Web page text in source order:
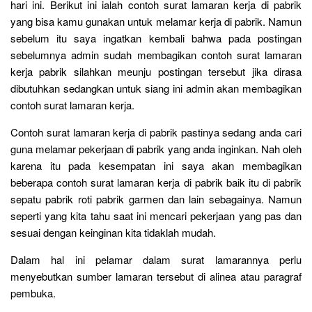
hari ini. Berikut ini ialah contoh surat lamaran kerja di pabrik
yang bisa kamu gunakan untuk melamar kerja di pabrik. Namun
sebelum itu saya ingatkan kembali bahwa pada postingan
sebelumnya admin sudah membagikan contoh surat lamaran
kerja pabrik silahkan meunju postingan tersebut jika dirasa
dibutuhkan sedangkan untuk siang ini admin akan membagikan
contoh surat lamaran kerja.
Contoh surat lamaran kerja di pabrik pastinya sedang anda cari
guna melamar pekerjaan di pabrik yang anda inginkan. Nah oleh
karena itu pada kesempatan ini saya akan membagikan
beberapa contoh surat lamaran kerja di pabrik baik itu di pabrik
sepatu pabrik roti pabrik garmen dan lain sebagainya. Namun
seperti yang kita tahu saat ini mencari pekerjaan yang pas dan
sesuai dengan keinginan kita tidaklah mudah.
Dalam hal ini pelamar dalam surat lamarannya perlu
menyebutkan sumber lamaran tersebut di alinea atau paragraf
pembuka.